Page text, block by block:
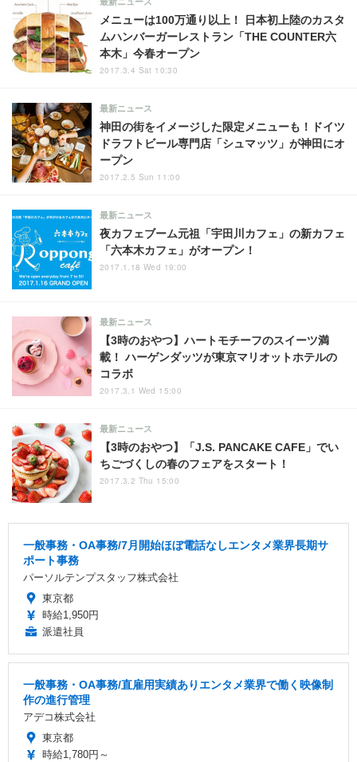
メニューは100万通り以上！ 日本初上陸のカスタ
ムハンバーガーレストラン「THE COUNTER六
本木」今春オープン
最新ニュース
2017.3.4 Sat 10:30
神田の街をイメージした限定メニューも！ドイツ
ドラフトビール専門店「シュマッツ」が神田にオ
ープン
最新ニュース
2017.2.5 Sun 11:00
夜カフェブーム元祖「宇田川カフェ」の新カフェ
「六本木カフェ」がオープン！
最新ニュース
2017.1.18 Wed 19:00
【3時のおやつ】ハートモチーフのスイーツ満
載！ ハーゲンダッツが東京マリオットホテルの
コラボ
最新ニュース
2017.3.1 Wed 15:00
【3時のおやつ】「J.S. PANCAKE CAFE」でい
ちごづくしの春のフェアをスタート！
最新ニュース
2017.3.2 Thu 15:00
一般事務・OA事務/7月開始ほぼ電話なしエンタメ業界長期サ
ポート事務
パーソルテンプスタッフ株式会社
東京都
時給1,950円
派遣社員
一般事務・OA事務/直雇用実績ありエンタメ業界で働く映像制
作の進行管理
アデコ株式会社
東京都
時給1,780円～